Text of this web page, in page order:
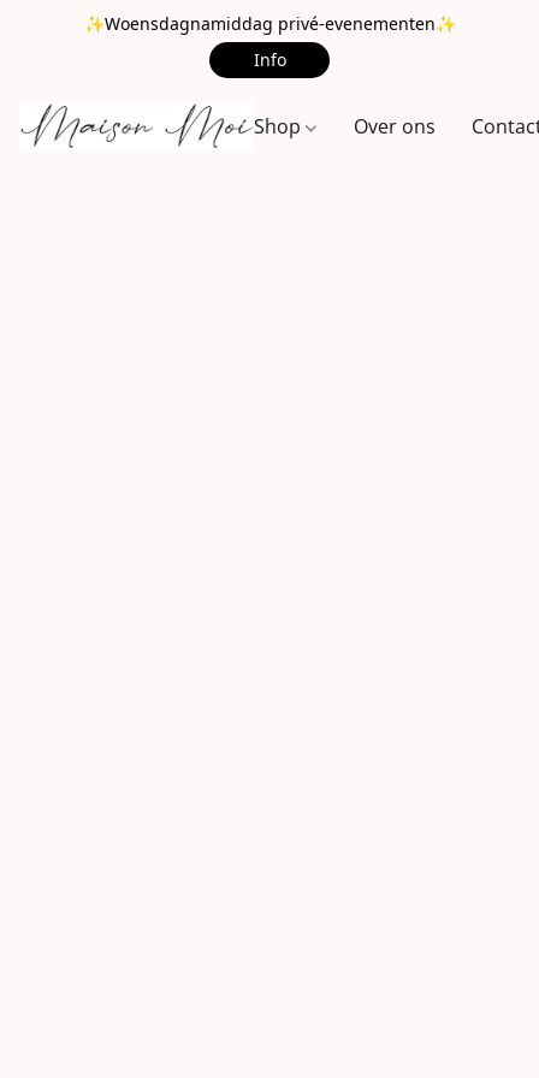
✨Woensdagnamiddag privé-evenementen✨
Info
Shop Over ons